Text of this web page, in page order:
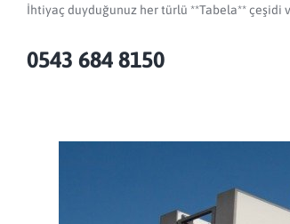
İhtiyaç duyduğunuz her türlü **Tabela**
0543 684 8150